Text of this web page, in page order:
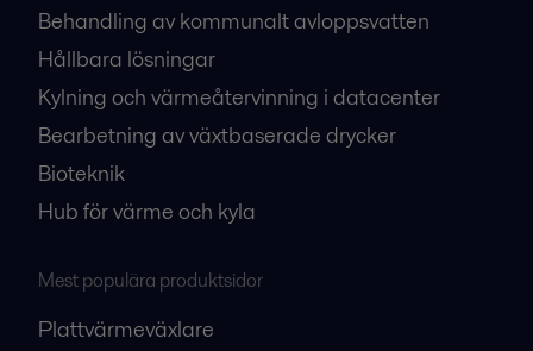
Behandling av kommunalt avloppsvatten
Hållbara lösningar
Kylning och värmeåtervinning i datacenter
Bearbetning av växtbaserade drycker
Bioteknik
Hub för värme och kyla
Mest populära produktsidor
Plattvärmeväxlare